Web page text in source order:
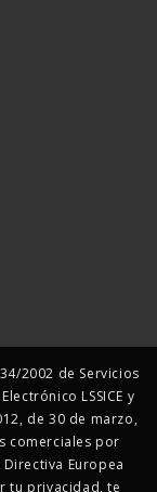
2002 de Servicios
LSSICE y
de 30 de marzo,
comerciales por
Europea
tu privacidad, te